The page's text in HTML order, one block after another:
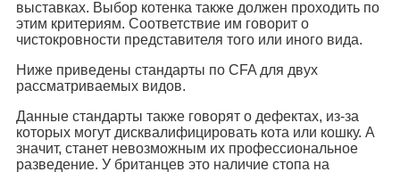
выставках. Выбор котенка также должен проходить по
этим критериям. Соответствие им говорит о
чистокровности представителя того или иного вида.
Ниже приведены стандарты по CFA для двух
рассматриваемых видов.
Данные стандарты также говорят о дефектах, из-за
которых могут дисквалифицировать кота или кошку. А
значит, станет невозможным их профессиональное
разведение. У британцев это наличие стопа на